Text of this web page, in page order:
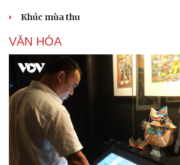
Khúc mùa thu
VĂN HÓA